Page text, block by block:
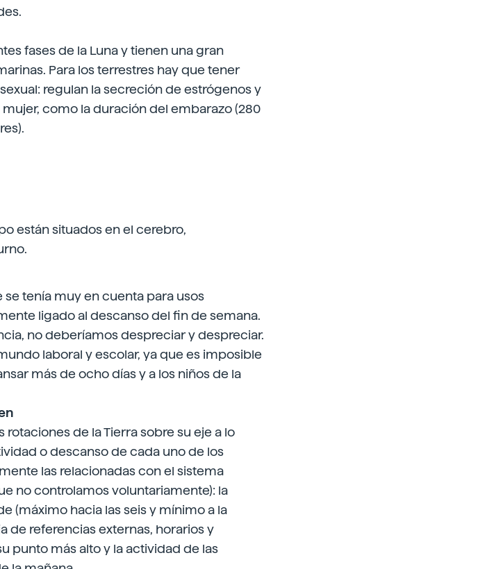
fases de la Luna y tienen una gran
Para los terrestres hay que tener
regulan la secreción de estrógenos y
como la duración del embarazo (280
están situados en el cerebro,
tenía muy en cuenta para usos
ligado al descanso del fin de semana.
no deberíamos despreciar y despreciar.
laboral y escolar, ya que es imposible
más de ocho días y a los niños de la
rotaciones de la Tierra sobre su eje a lo
o descanso de cada uno de los
las relacionadas con el sistema
no controlamos voluntariamente): la
(máximo hacia las seis y mínimo a la
referencias externas, horarios y
punto más alto y la actividad de las